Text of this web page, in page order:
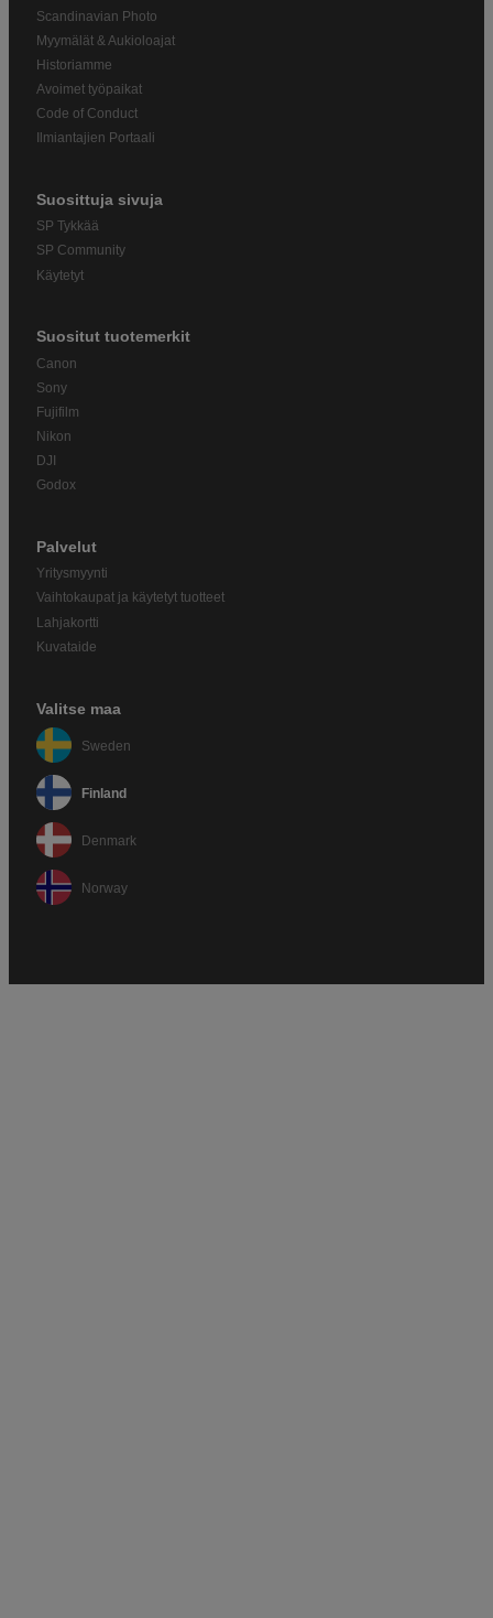
Scandinavian Photo
Myymälät & Aukioloajat
Historiamme
Avoimet työpaikat
Code of Conduct
Ilmiantajien Portaali
Suosittuja sivuja
SP Tykkää
SP Community
Käytetyt
Suositut tuotemerkit
Canon
Sony
Fujifilm
Nikon
DJI
Godox
Palvelut
Yritysmyynti
Vaihtokaupat ja käytetyt tuotteet
Lahjakortti
Kuvataide
Valitse maa
Sweden
Finland
Denmark
Norway